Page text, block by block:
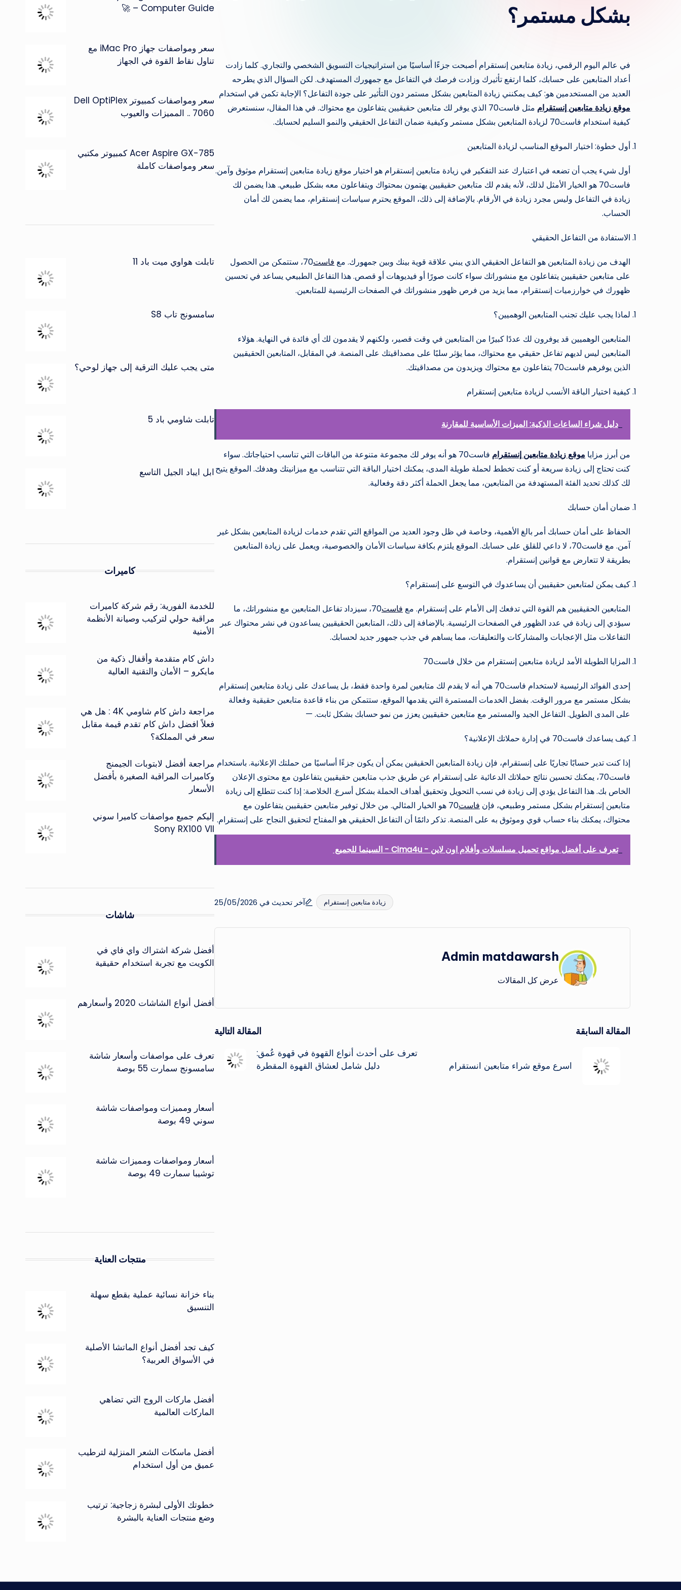
بشكل مستمر؟
في عالم اليوم الرقمي، زيادة متابعين إنستقرام أصبحت جزءًا أساسيًا من استراتيجيات التسويق الشخصي والتجاري. كلما زادت
أعداد المتابعين على حسابك، كلما ارتفع تأثيرك وزادت فرصك في التفاعل مع جمهورك المستهدف. لكن السؤال الذي يطرحه
العديد من المستخدمين هو: كيف يمكنني زيادة المتابعين بشكل مستمر دون التأثير على جودة التفاعل؟ الإجابة تكمن في استخدام
موقع زيادة متابعين إنستقرام
مثل فاست70 الذي يوفر لك متابعين حقيقيين يتفاعلون مع محتواك. في هذا المقال، سنستعرض
كيفية استخدام فاست70 لزيادة المتابعين بشكل مستمر وكيفية ضمان التفاعل الحقيقي والنمو السليم لحسابك.
أول خطوة: اختيار الموقع المناسب لزيادة المتابعين
أول شيء يجب أن تضعه في اعتبارك عند التفكير في زيادة متابعين إنستقرام هو اختيار موقع زيادة متابعين إنستقرام موثوق وآمن.
فاست70 هو الخيار الأمثل لذلك، لأنه يقدم لك متابعين حقيقيين يهتمون بمحتواك ويتفاعلون معه بشكل طبيعي. هذا يضمن لك
زيادة في التفاعل وليس مجرد زيادة في الأرقام. بالإضافة إلى ذلك، الموقع يحترم سياسات إنستقرام، مما يضمن لك أمان
الحساب.
الاستفادة من التفاعل الحقيقي
الهدف من زيادة المتابعين هو التفاعل الحقيقي الذي يبني علاقة قوية بينك وبين جمهورك. مع فاست
70، ستتمكن من الحصول
على متابعين حقيقيين يتفاعلون مع منشوراتك سواء كانت صورًا أو فيديوهات أو قصص. هذا التفاعل الطبيعي يساعد في تحسين
ظهورك في خوارزميات إنستقرام، مما يزيد من فرص ظهور منشوراتك في الصفحات الرئيسية للمتابعين.
لماذا يجب عليك تجنب المتابعين الوهميين؟
المتابعين الوهميين قد يوفرون لك عددًا كبيرًا من المتابعين في وقت قصير، ولكنهم لا يقدمون لك أي فائدة في النهاية. هؤلاء
المتابعين ليس لديهم تفاعل حقيقي مع محتواك، مما يؤثر سلبًا على مصداقيتك على المنصة. في المقابل، المتابعين الحقيقيين
الذين يوفرهم فاست70 يتفاعلون مع محتواك ويزيدون من مصداقيتك.
كيفية اختيار الباقة الأنسب لزيادة متابعين إنستقرام
دليل شراء الساعات الذكية: الميزات الأساسية للمقارنة
من أبرز مزايا موقع زيادة متابعين إنستقرام
فاست70 هو أنه يوفر لك مجموعة متنوعة من الباقات التي تناسب احتياجاتك. سواء
كنت تحتاج إلى زيادة سريعة أو كنت تخطط لحملة طويلة المدى، يمكنك اختيار الباقة التي تتناسب مع ميزانيتك وهدفك. الموقع يتيح
لك كذلك تحديد الفئة المستهدفة من المتابعين، مما يجعل الحملة أكثر دقة وفعالية.
ضمان أمان حسابك
الحفاظ على أمان حسابك أمر بالغ الأهمية، وخاصة في ظل وجود العديد من المواقع التي تقدم خدمات لزيادة المتابعين بشكل غير
آمن. مع فاست70، لا داعي للقلق على حسابك. الموقع يلتزم بكافة سياسات الأمان والخصوصية، ويعمل على زيادة المتابعين
بطريقة لا تتعارض مع قوانين إنستقرام.
كيف يمكن لمتابعين حقيقيين أن يساعدوك في التوسع على إنستقرام؟
المتابعين الحقيقيين هم القوة التي تدفعك إلى الأمام على إنستقرام. مع فاست
70، سيزداد تفاعل المتابعين مع منشوراتك، ما
سيؤدي إلى زيادة في عدد الظهور في الصفحات الرئيسية. بالإضافة إلى ذلك، المتابعين الحقيقيين يساعدون في نشر محتواك عبر
التفاعلات مثل الإعجابات والمشاركات والتعليقات، مما يساهم في جذب جمهور جديد لحسابك.
المزايا الطويلة الأمد لزيادة متابعين إنستقرام من خلال فاست70
إحدى الفوائد الرئيسية لاستخدام فاست70 هي أنه لا يقدم لك متابعين لمرة واحدة فقط، بل يساعدك على زيادة متابعين إنستقرام
بشكل مستمر مع مرور الوقت. بفضل الخدمات المستمرة التي يقدمها الموقع، ستتمكن من بناء قاعدة متابعين حقيقية وفعالة
على المدى الطويل. التفاعل الجيد والمستمر مع متابعين حقيقيين يعزز من نمو حسابك بشكل ثابت. —
كيف يساعدك فاست70 في إدارة حملاتك الإعلانية؟
إذا كنت تدير حسابًا تجاريًا على إنستقرام، فإن زيادة المتابعين الحقيقين يمكن أن يكون جزءًا أساسيًا من حملتك الإعلانية. باستخدام
فاست70، يمكنك تحسين نتائج حملاتك الدعائية على إنستقرام عن طريق جذب متابعين حقيقيين يتفاعلون مع محتوى الإعلان
الخاص بك. هذا التفاعل يؤدي إلى زيادة في نسب التحويل وتحقيق أهداف الحملة بشكل أسرع. الخلاصة: إذا كنت تتطلع إلى زيادة
متابعين إنستقرام بشكل مستمر وطبيعي، فإن فاست
70 هو الخيار المثالي. من خلال توفير متابعين حقيقيين يتفاعلون مع
محتواك، يمكنك بناء حساب قوي وموثوق به على المنصة. تذكر دائمًا أن التفاعل الحقيقي هو المفتاح لتحقيق النجاح على إنستقرام.
تعرف على أفضل مواقع تحميل مسلسلات وأفلام اون لاين - Cima4u - السينما للجميع
زيادة متابعين إنستقرام آخر تحديث في 25/05/2026
Admin matdawarsh
عرض كل المقالات
تصفّح
المقالات
المقالة السابقة
اسرع موقع شراء متابعين انستقرام
المقالة التالية
تعرف على أحدث أنواع القهوة في قهوة عُمق:
دليل شامل لعشاق القهوة المقطرة
Computer Guide – 🚀
سعر ومواصفات جهاز iMac Pro مع
تناول نقاط القوة في الجهاز
سعر ومواصفات كمبيوتر Dell OptiPlex
7060 .. المميزات والعيوب
Acer Aspire GX-785 كمبيوتر مكتبي
سعر ومواصفات كاملة
تابلت هواوي ميت باد 11
سامسونج تاب S8
متى يجب عليك الترقية إلى جهاز لوحي؟
تابلت شاومي باد 5
ابل ايباد الجيل التاسع
كاميرات
للخدمة الفورية: رقم شركة كاميرات
مراقبة حولي لتركيب وصيانة الأنظمة
الأمنية
داش كام متقدمة وأقفال ذكية من
مايكرو – الأمان والتقنية العالية
مراجعة داش كام شاومي 4K : هل هي
فعلاً افضل داش كام تقدم قيمة مقابل
سعر في المملكة؟
مراجعة أفضل لابتوبات الجيمنج
وكاميرات المراقبة الصغيرة بأفضل
الأسعار
إليكم جميع مواصفات كاميرا سوني
Sony RX100 VII
شاشات
أفضل شركة اشتراك واي فاي في
الكويت مع تجربة استخدام حقيقية
أفضل أنواع الشاشات 2020 وأسعارهم
تعرف على مواصفات وأسعار شاشة
سامسونج سمارت 55 بوصة
أسعار ومميزات ومواصفات شاشة
سوني 49 بوصة
أسعار ومواصفات ومميزات شاشة
توشيبا سمارت 49 بوصة
منتجات العناية
بناء خزانة نسائية عملية بقطع سهلة
التنسيق
كيف تجد أفضل أنواع الماتشا الأصلية
في الأسواق العربية؟
أفضل ماركات الروج التي تضاهي
الماركات العالمية
أفضل ماسكات الشعر المنزلية لترطيب
عميق من أول استخدام
خطوتك الأولى لبشرة زجاجية: ترتيب
وضع منتجات العناية بالبشرة